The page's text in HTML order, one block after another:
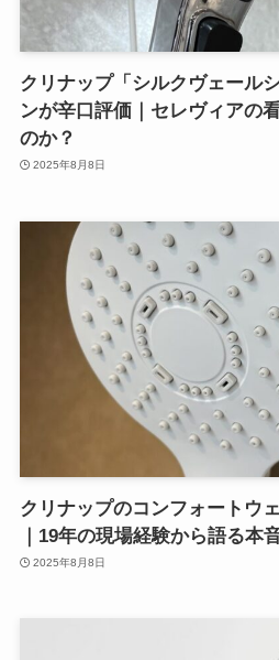
クリナップ「シルクヴェール
ンが辛口評価｜セレヴィアの
のか？
2025年8月8日
クリナップのコンフォートウ
｜19年の現場経験から語る本
2025年8月8日